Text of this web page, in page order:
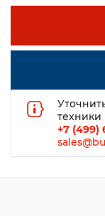
+7 (499)